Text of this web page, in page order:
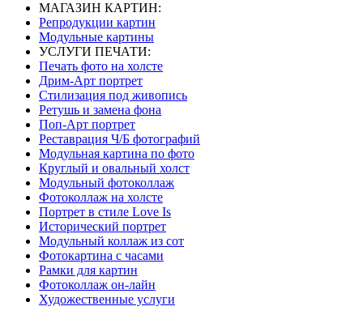
МАГАЗИН КАРТИН:
Репродукции картин
Модульные картины
УСЛУГИ ПЕЧАТИ:
Печать фото на холсте
Дрим-Арт портрет
Стилизация под живопись
Ретушь и замена фона
Поп-Арт портрет
Реставрация Ч/Б фотографий
Модульная картина по фото
Круглый и овальный холст
Модульный фотоколлаж
Фотоколлаж на холсте
Портрет в стиле Love Is
Исторический портрет
Модульный коллаж из сот
Фотокартина с часами
Рамки для картин
Фотоколлаж он-лайн
Художественные услуги